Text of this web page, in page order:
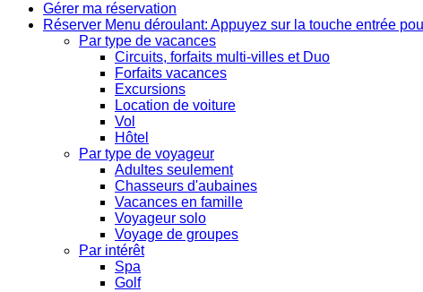
Gérer ma réservation
Réserver Menu déroulant: Appuyez sur la touche entrée
Par type de vacances
Circuits, forfaits multi-villes et Duo
Forfaits vacances
Excursions
Location de voiture
Vol
Hôtel
Par type de voyageur
Adultes seulement
Chasseurs d'aubaines
Vacances en famille
Voyageur solo
Voyage de groupes
Par intérêt
Spa
Golf